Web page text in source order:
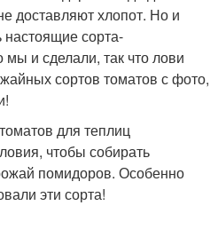
доставляют хлопот. Но и
сорта-
и сделали, так что лови
сортов томатов с фото,
для теплиц
чтобы собирать
помидоров. Особенно
эти сорта!